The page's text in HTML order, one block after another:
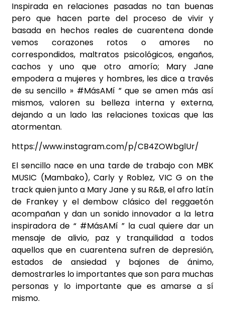
Inspirada en relaciones pasadas no tan buenas
pero que hacen parte del proceso de vivir y
basada en hechos reales de cuarentena donde
vemos corazones rotos o amores no
correspondidos, maltratos psicológicos, engaños,
cachos y uno que otro amorío; Mary Jane
empodera a mujeres y hombres, les dice a través
de su sencillo » #MásAMí ” que se amen más así
mismos, valoren su belleza interna y externa,
dejando a un lado las relaciones toxicas que las
atormentan.
https://www.instagram.com/p/CB4ZOWbglUr/
El sencillo nace en una tarde de trabajo con MBK
MUSIC (Mambako), Carly y Roblez, VIC G on the
track quien junto a Mary Jane y su R&B, el afro latín
de Frankey y el dembow clásico del reggaetón
acompañan y dan un sonido innovador a la letra
inspiradora de “ #MásAMí ” la cual quiere dar un
mensaje de alivio, paz y tranquilidad a todos
aquellos que en cuarentena sufren de depresión,
estados de ansiedad y bajones de ánimo,
demostrarles lo importantes que son para muchas
personas y lo importante que es amarse a sí
mismo.